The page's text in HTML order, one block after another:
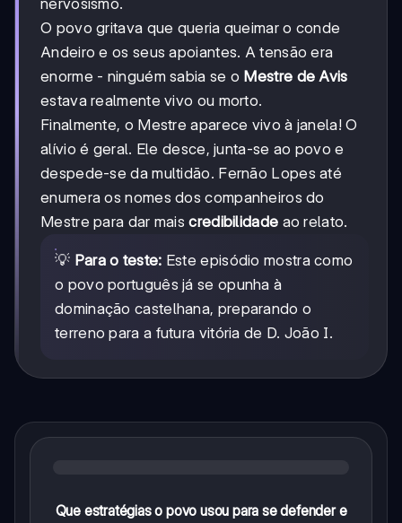
O povo gritava que queria queimar o conde
Andeiro e os seus apoiantes. A tensão era
enorme - ninguém sabia se o Mestre de Avis
estava realmente vivo ou morto.
Finalmente, o Mestre aparece vivo à janela! O
alívio é geral. Ele desce, junta-se ao povo e
despede-se da multidão. Fernão Lopes até
enumera os nomes dos companheiros do
Mestre para dar maiscredibilidade ao relato.
💡 Para o teste: Este episódio mostra como
o povo português já se opunha à
dominação castelhana, preparando o
terreno para a futura vitória de D. João I.
Que estratégias o povo usou para se defender e